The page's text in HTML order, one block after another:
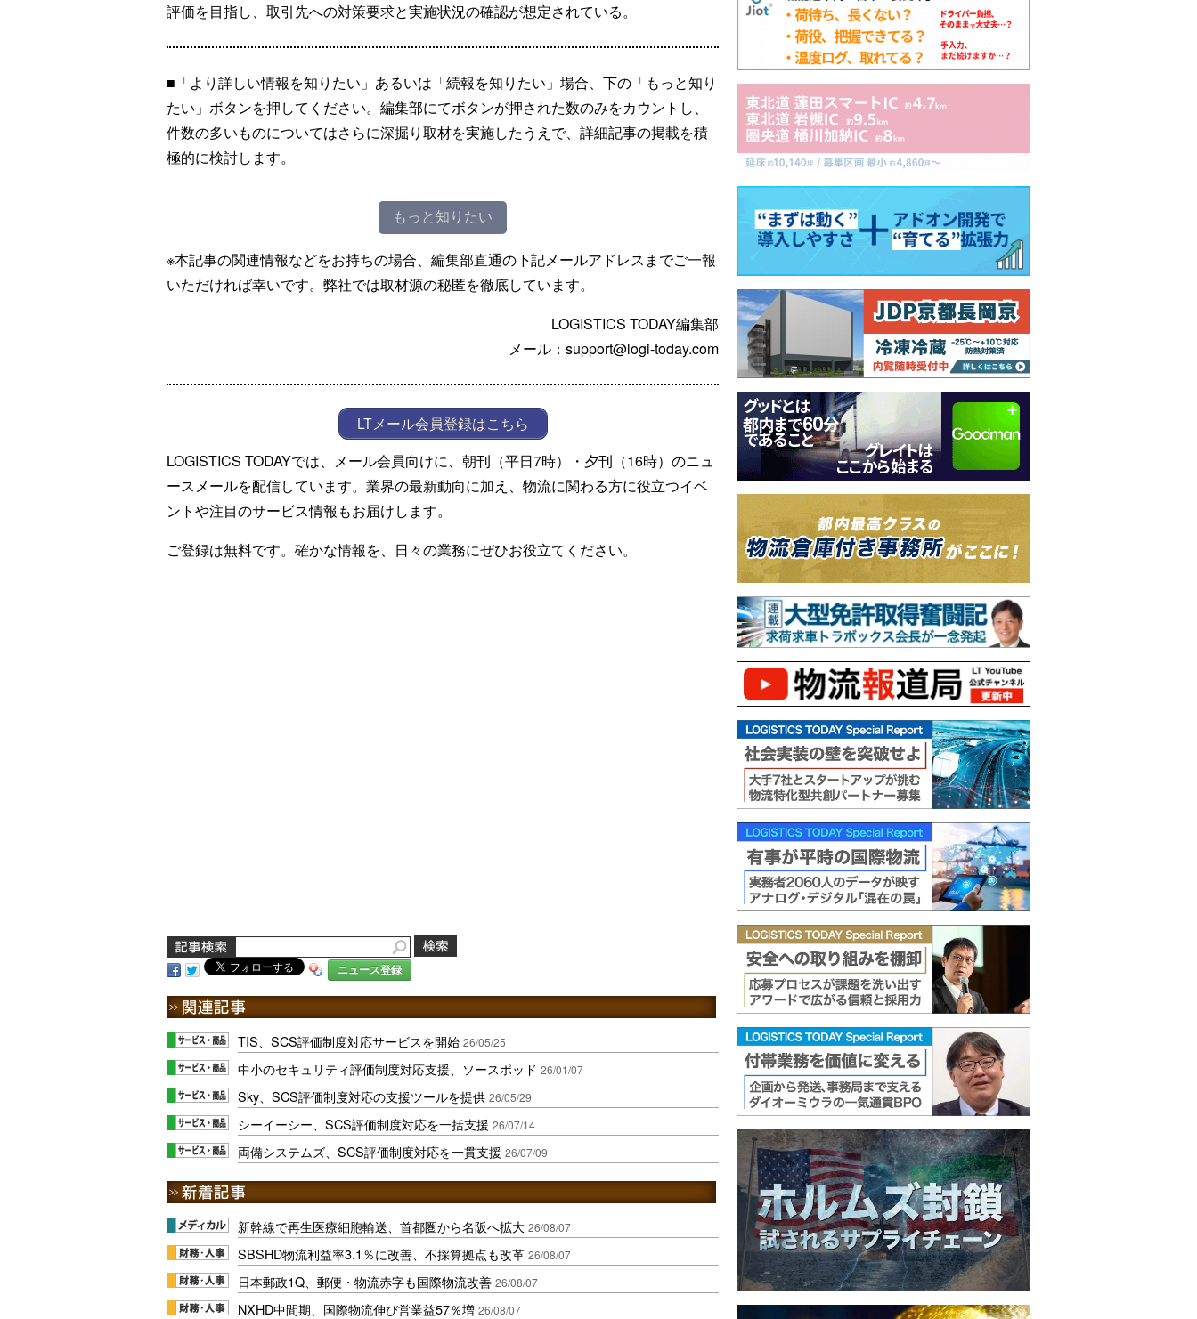
評価を目指し、取引先への対策要求と実施状況の確認が想定されている。
■「より詳しい情報を知りたい」あるいは「続報を知りたい」場合、下の「もっと知り
たい」ボタンを押してください。編集部にてボタンが押された数のみをカウントし、
件数の多いものについてはさらに深掘り取材を実施したうえで、詳細記事の掲載を積
極的に検討します。
もっと知りたい
※本記事の関連情報などをお持ちの場合、編集部直通の下記メールアドレスまでご一報
いただければ幸いです。弊社では取材源の秘匿を徹底しています。
LOGISTICS TODAY編集部
メール：support@logi-today.com
LTメール会員登録はこちら
LOGISTICS TODAYでは、メール会員向けに、朝刊（平日7時）・夕刊（16時）のニュ
ースメールを配信しています。業界の最新動向に加え、物流に関わる方に役立つイベ
ントや注目のサービス情報もお届けします。
ご登録は無料です。確かな情報を、日々の業務にぜひお役立てください。
ニュース登録
TIS、SCS評価制度対応サービスを開始 26/05/25
中小のセキュリティ評価制度対応支援、ソースポッド 26/01/07
Sky、SCS評価制度対応の支援ツールを提供 26/05/29
シーイーシー、SCS評価制度対応を一括支援 26/07/14
両備システムズ、SCS評価制度対応を一貫支援 26/07/09
新幹線で再生医療細胞輸送、首都圏から名阪へ拡大 26/08/07
SBSHD物流利益率3.1％に改善、不採算拠点も改革 26/08/07
日本郵政1Q、郵便・物流赤字も国際物流改善 26/08/07
NXHD中間期、国際物流伸び営業益57％増 26/08/07